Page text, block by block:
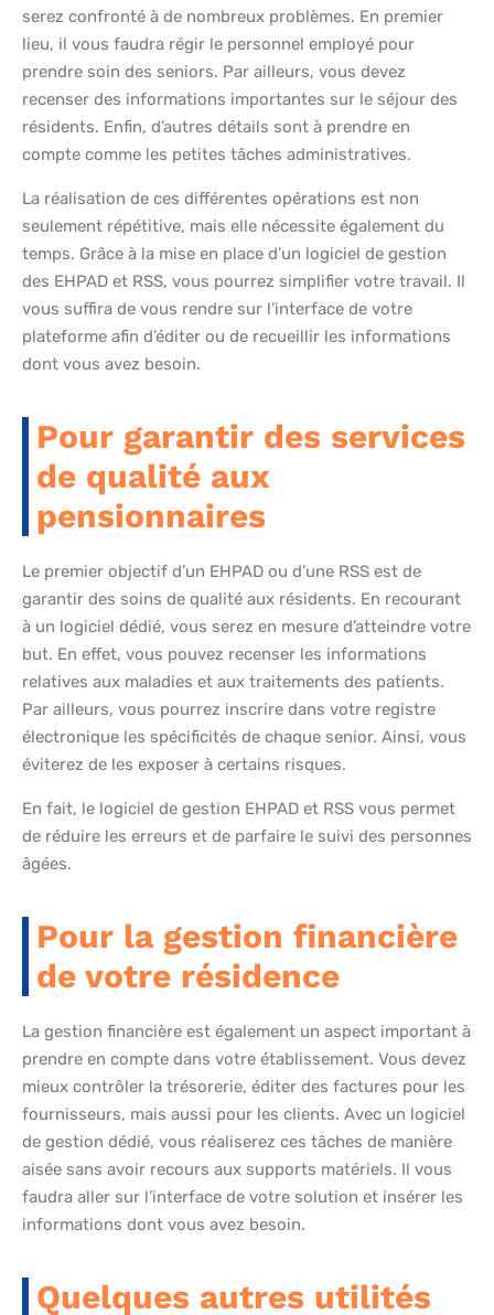
serez confronté à de nombreux problèmes. En premier
lieu, il vous faudra régir le personnel employé pour
prendre soin des seniors. Par ailleurs, vous devez
recenser des informations importantes sur le séjour des
résidents. Enfin, d’autres détails sont à prendre en
compte comme les petites tâches administratives.
La réalisation de ces différentes opérations est non
seulement répétitive, mais elle nécessite également du
temps. Grâce à la mise en place d’un logiciel de gestion
des EHPAD et RSS, vous pourrez simplifier votre travail. Il
vous suffira de vous rendre sur l’interface de votre
plateforme afin d’éditer ou de recueillir les informations
dont vous avez besoin.
Pour garantir des services
de qualité aux
pensionnaires
Le premier objectif d’un EHPAD ou d’une RSS est de
garantir des soins de qualité aux résidents. En recourant
à un logiciel dédié, vous serez en mesure d’atteindre votre
but. En effet, vous pouvez recenser les informations
relatives aux maladies et aux traitements des patients.
Par ailleurs, vous pourrez inscrire dans votre registre
électronique les spécificités de chaque senior. Ainsi, vous
éviterez de les exposer à certains risques.
En fait, le logiciel de gestion EHPAD et RSS vous permet
de réduire les erreurs et de parfaire le suivi des personnes
âgées.
Pour la gestion financière
de votre résidence
La gestion financière est également un aspect important à
prendre en compte dans votre établissement. Vous devez
mieux contrôler la trésorerie, éditer des factures pour les
fournisseurs, mais aussi pour les clients. Avec un logiciel
de gestion dédié, vous réaliserez ces tâches de manière
aisée sans avoir recours aux supports matériels. Il vous
faudra aller sur l’interface de votre solution et insérer les
informations dont vous avez besoin.
Quelques autres utilités